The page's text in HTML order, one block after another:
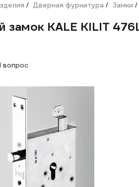
/ Дверная фурнитура / Замки /
KALE KILIT
вопрос